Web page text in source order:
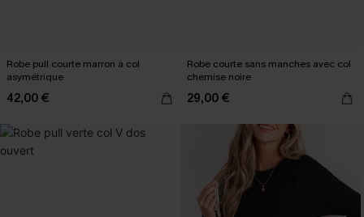
Robe pull courte marron à col
asymétrique
42,00 €
Robe courte sans manches avec col
chemise noire
29,00 €